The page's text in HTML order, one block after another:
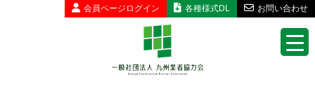
会員ページ ログイン 各種様式DL お問い合わせ